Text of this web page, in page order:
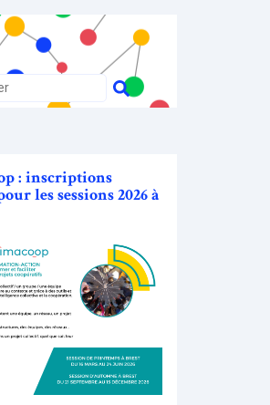
: inscriptions
les sessions 2026 à